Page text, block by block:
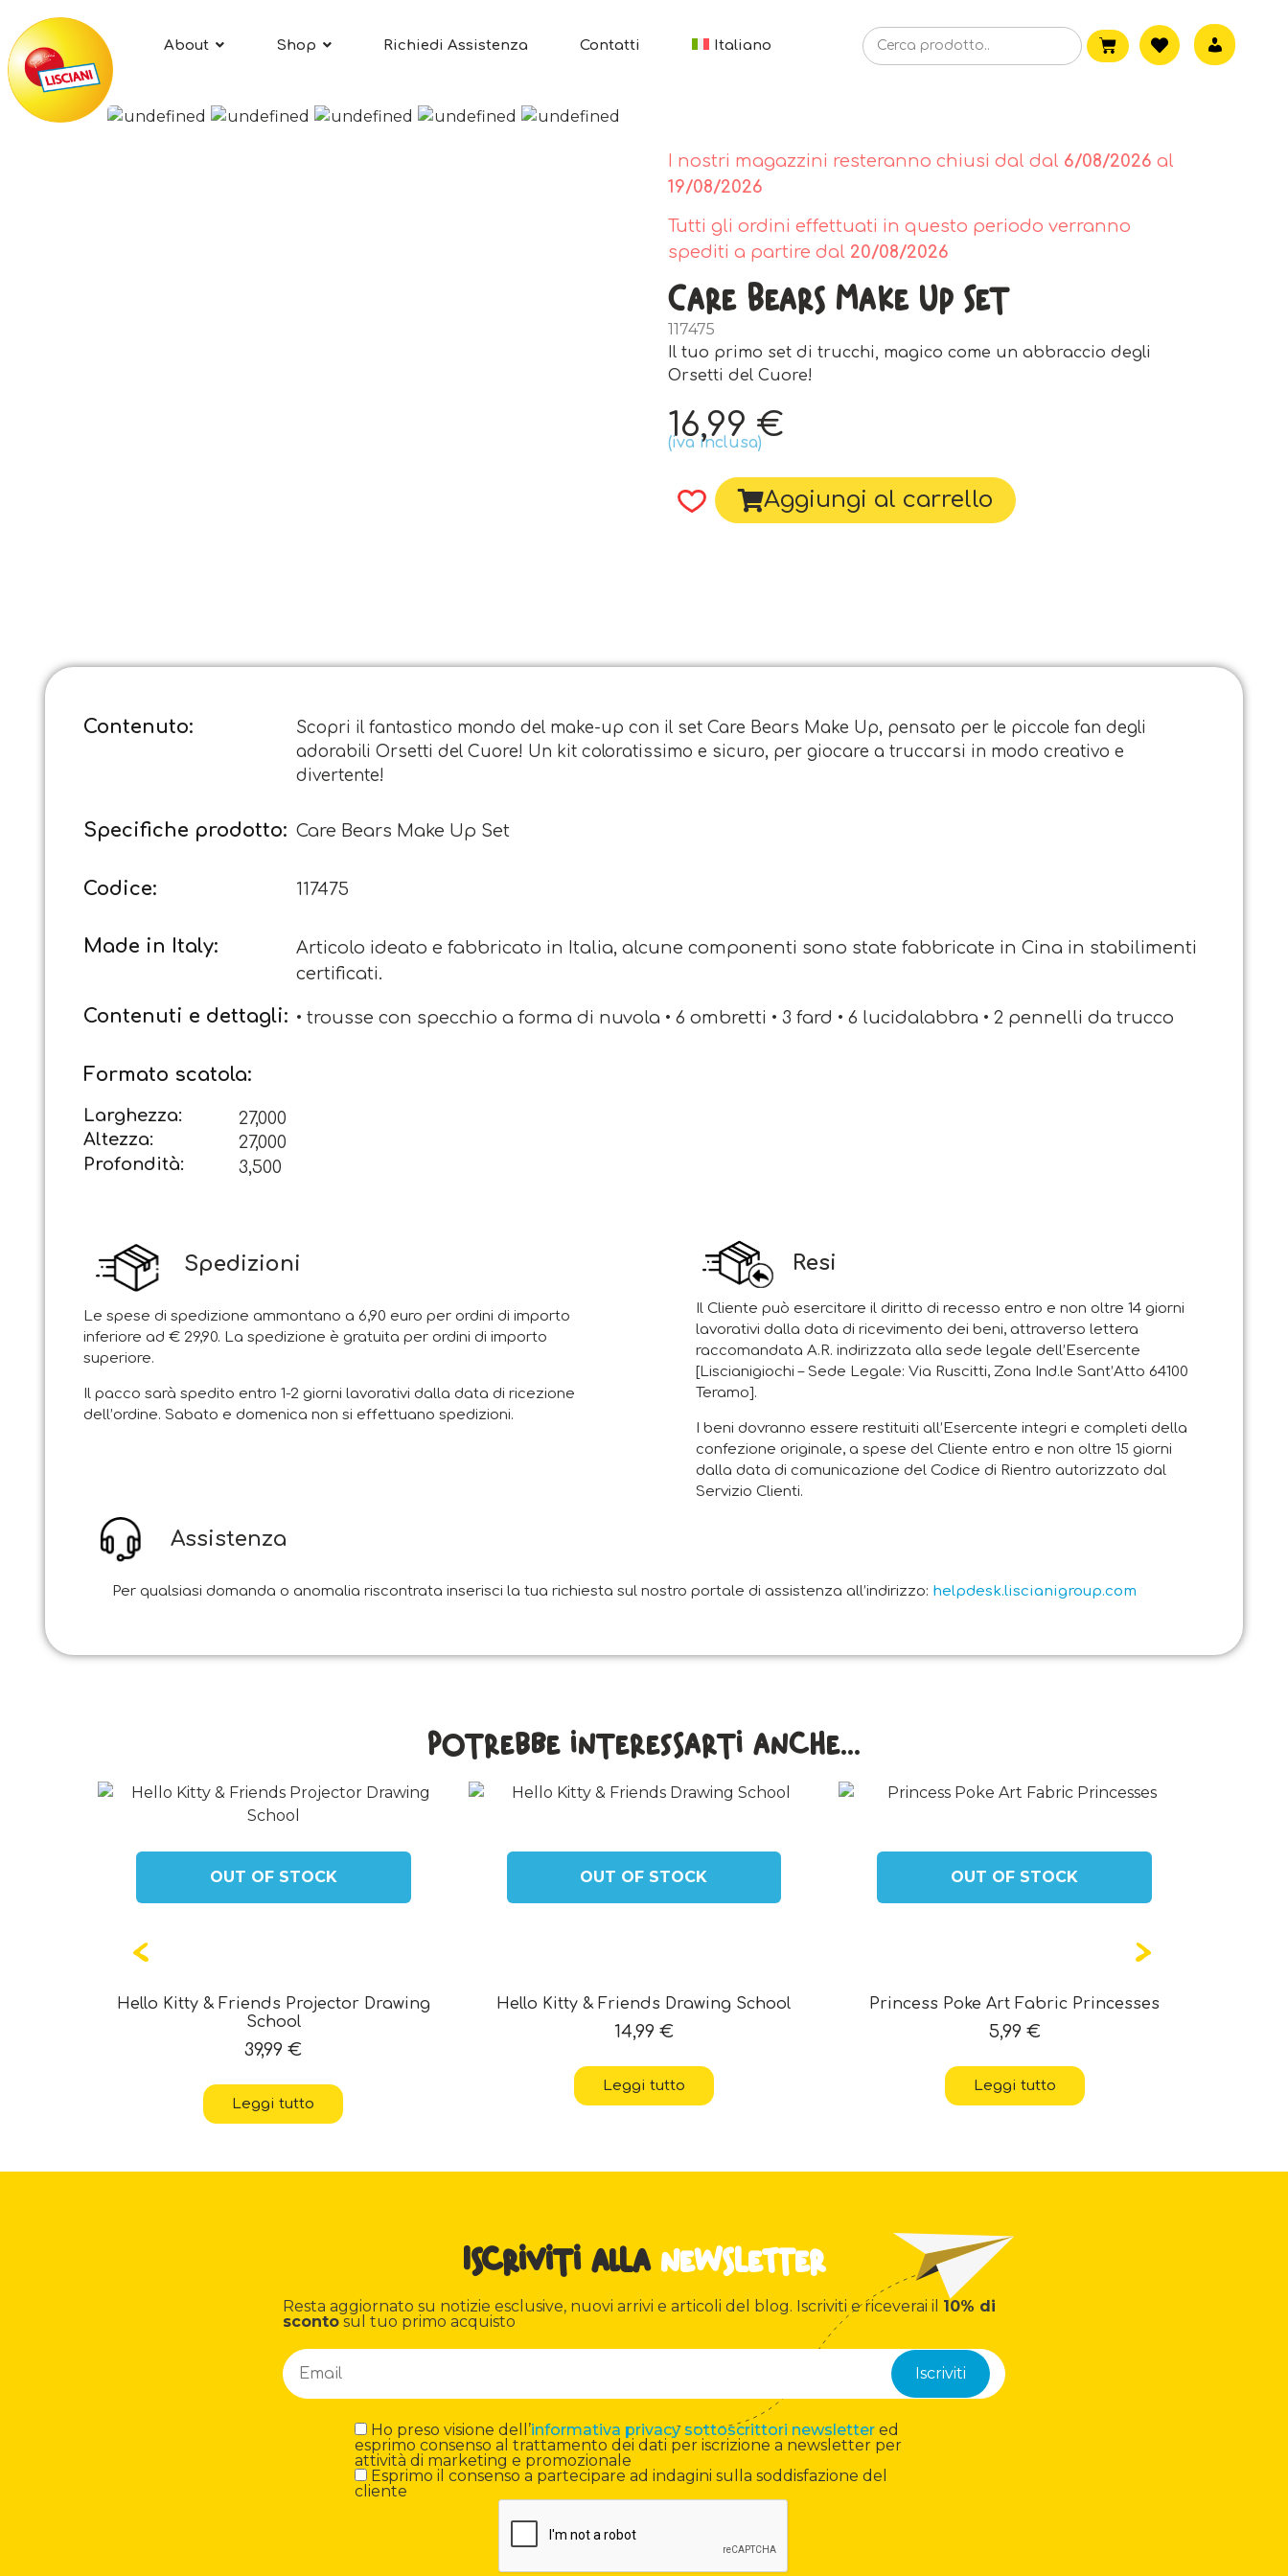
About Shop Richiedi Assistenza Contatti Italiano
I nostri magazzini resteranno chiusi dal dal 6/08/2026 al
19/08/2026
Tutti gli ordini effettuati in questo periodo verranno
spediti a partire dal 20/08/2026
Care Bears Make Up Set
117475
Il tuo primo set di trucchi, magico come un abbraccio degli
Orsetti del Cuore!
16,99 €
(iva inclusa)
Aggiungi al carrello
Contenuto:
Scopri il fantastico mondo del make-up con il set Care Bears Make Up, pensato per le piccole fan degli
adorabili Orsetti del Cuore! Un kit coloratissimo e sicuro, per giocare a truccarsi in modo creativo e
divertente!
Specifiche prodotto: Care Bears Make Up Set
Codice: 117475
Made in Italy:
Articolo ideato e fabbricato in Italia, alcune componenti sono state fabbricate in Cina in stabilimenti
certificati.
Contenuti e dettagli: • trousse con specchio a forma di nuvola • 6 ombretti • 3 fard • 6 lucidalabbra • 2 pennelli da trucco
Formato scatola:
Larghezza:
27,000
Altezza:
27,000
Profondità:
3,500
Spedizioni
Le spese di spedizione ammontano a 6,90 euro per ordini di importo
inferiore ad € 29,90. La spedizione è gratuita per ordini di importo
superiore.
Il pacco sarà spedito entro 1-2 giorni lavorativi dalla data di ricezione
dell’ordine. Sabato e domenica non si effettuano spedizioni.
Resi
Il Cliente può esercitare il diritto di recesso entro e non oltre 14 giorni
lavorativi dalla data di ricevimento dei beni, attraverso lettera
raccomandata A.R. indirizzata alla sede legale dell’Esercente
[Liscianigiochi – Sede Legale: Via Ruscitti, Zona Ind.le Sant’Atto 64100
Teramo].
I beni dovranno essere restituiti all’Esercente integri e completi della
confezione originale, a spese del Cliente entro e non oltre 15 giorni
dalla data di comunicazione del Codice di Rientro autorizzato dal
Servizio Clienti.
Assistenza
Per qualsiasi domanda o anomalia riscontrata inserisci la tua richiesta sul nostro portale di assistenza all’indirizzo: helpdesk.liscianigroup.com
Potrebbe interessarti anche...
OUT OF STOCK
Hello Kitty & Friends Projector Drawing
School
39,99€
Leggi tutto
OUT OF STOCK
Hello Kitty & Friends Drawing School
14,99 €
Leggi tutto
OUT OF STOCK
Princess Poke Art Fabric Princesses
5,99 €
Leggi tutto
Iscriviti alla newsletter
Resta aggiornato su notizie esclusive, nuovi arrivi e articoli del blog. Iscriviti e riceverai il 10% di
sconto sul tuo primo acquisto
Ho preso visione dell’informativa privacy sottoscrittori newsletter ed
esprimo consenso al trattamento dei dati per iscrizione a newsletter per
attività di marketing e promozionale
Esprimo il consenso a partecipare ad indagini sulla soddisfazione del
cliente